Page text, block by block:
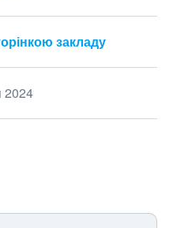
закладу
2024